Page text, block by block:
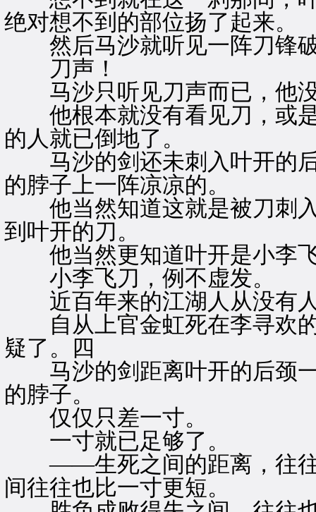
绝对想不到的部位扬了起来。
然后马沙就听见一阵刀锋破
刀声！
马沙只听见刀声而已，他
他根本就没有看见刀，或是
的人就已倒地了。
马沙的剑还未刺入叶开的后
的脖子上一阵凉凉的。
他当然知道这就是被刀刺入
到叶开的刀。
他当然更知道叶开是小李
小李飞刀，例不虚发。
近百年来的江湖人从没有
自从上官金虹死在李寻欢的
疑了。四
马沙的剑距离叶开的后颈一
的脖子。
仅仅只差一寸。
一寸就已足够了。
——生死之间的距离，往往
间往往也比一寸更短。